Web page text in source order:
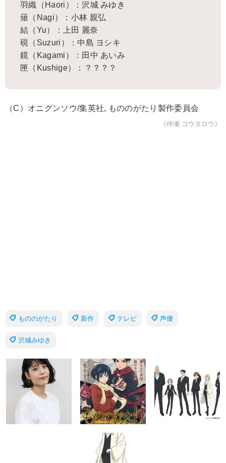
羽織（Haori）：沢城 みゆき
薙（Nagi）：小林 親弘
結（Yu）：上田 麗奈
硯（Suzuri）：中島 ヨシキ
鏡（Kagami）：田中 あいみ
匣（Kushige）：？？？？
（C）オニグンソウ/集英社, もののがたり製作委員会
《仲瀬 コウタロウ》
もののがたり 新作 テレビ 声優
沢城みゆき